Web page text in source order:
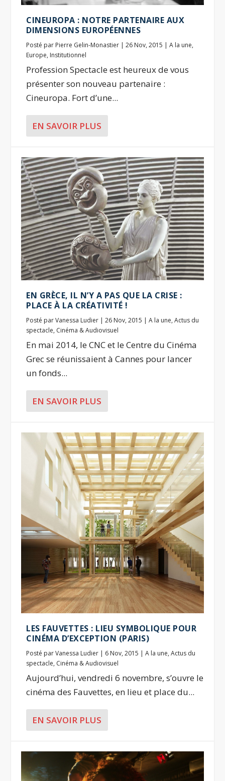
CINEUROPA : NOTRE PARTENAIRE AUX
DIMENSIONS EUROPÉENNES
Posté par Pierre Gelin-Monastier |26 Nov, 2015 |A la une,
Europe, Institutionnel
Profession Spectacle est heureux de vous
présenter son nouveau partenaire :
Cineuropa. Fort d’une...
EN SAVOIR PLUS
EN GRÈCE, IL N’Y A PAS QUE LA CRISE :
PLACE À LA CRÉATIVITÉ !
Posté parVanessa Ludier |26 Nov, 2015 |A la une,Actus du
spectacle, Cinéma & Audiovisuel
En mai 2014, le CNC et le Centre du Cinéma
Grec se réunissaient à Cannes pour lancer
un fonds...
EN SAVOIR PLUS
LES FAUVETTES : LIEU SYMBOLIQUE POUR
CINÉMA D’EXCEPTION (PARIS)
Posté parVanessa Ludier | 6 Nov, 2015 |A la une,Actus du
spectacle, Cinéma & Audiovisuel
Aujourd’hui, vendredi 6 novembre, s’ouvre le
cinéma des Fauvettes, en lieu et place du...
EN SAVOIR PLUS